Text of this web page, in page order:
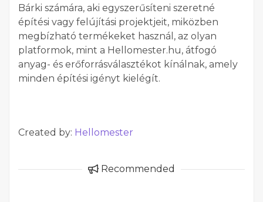
Bárki számára, aki egyszerűsíteni szeretné
építési vagy felújítási projektjeit, miközben
megbízható termékeket használ, az olyan
platformok, mint a Hellomester.hu, átfogó
anyag- és erőforrásválasztékot kínálnak, amely
minden építési igényt kielégít.
Created by: Hellomester
Recommended